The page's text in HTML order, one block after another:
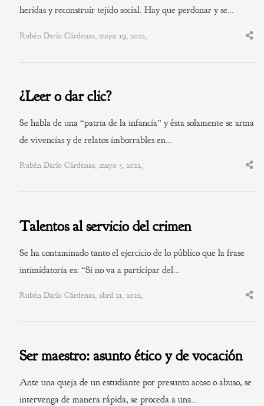
heridas y reconstruir tejido social. Hay que perdonar y se…
Rubén Darío Cárdenas, mayo 19, 2022,
¿Leer o dar clic?
Se habla de una “patria de la infancia” y ésta solamente se arma
de vivencias y de relatos imborrables en…
Rubén Darío Cárdenas, mayo 5, 2022,
Talentos al servicio del crimen
Se ha contaminado tanto el ejercicio de lo público que la frase
intimidatoria es: “Si no va a participar del…
Rubén Darío Cárdenas, abril 21, 2022,
Ser maestro: asunto ético y de vocación
Ante una queja de un estudiante por presunto acoso o abuso, se
intervenga de manera rápida, se proceda a una…